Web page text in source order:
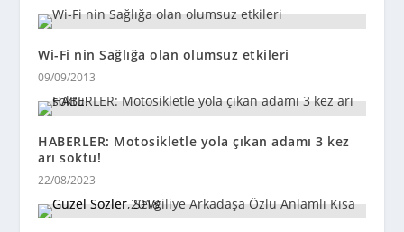
Wi-Fi nin Sağlığa olan olumsuz etkileri
09/09/2013
HABERLER: Motosikletle yola çıkan adamı 3 kez
arı soktu!
22/08/2023